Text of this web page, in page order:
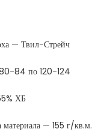
— Твил-Стрейч
84 по 120-124
ХБ
— 155 г/кв.м.